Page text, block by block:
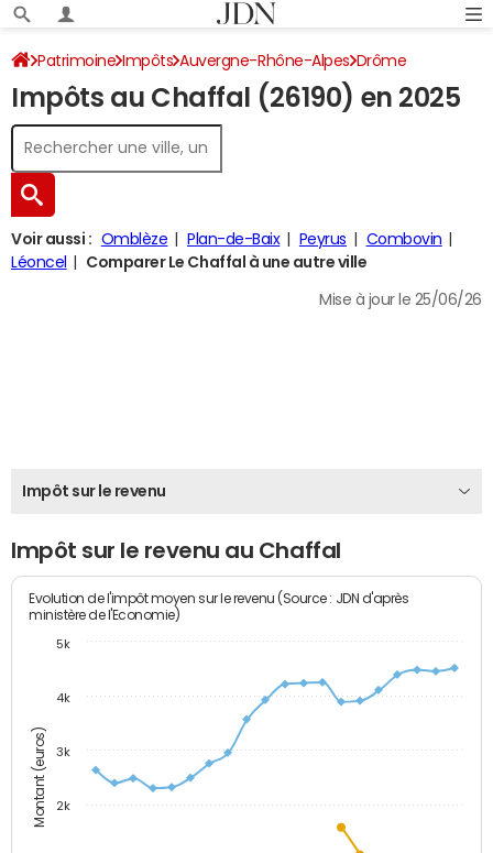
Patrimoine Impôts Auvergne-Rhône-Alpes Drôme
Le Chaffal Impôt sur le revenu
Impôts au Chaffal (26190) en 2025
Voir aussi : Omblèze Plan-de-Baix Peyrus
Combovin
Léoncel
Comparer Le Chaffal à une autre ville
Mise à jour le 25/06/26
Impôt sur le revenu
Impôt sur le revenu au Chaffal
Montant (euros)
Evolution de l'impôt moyen sur le revenu (Source : JDN d'après
ministère de l'Economie)
2k
3k
4k
5k